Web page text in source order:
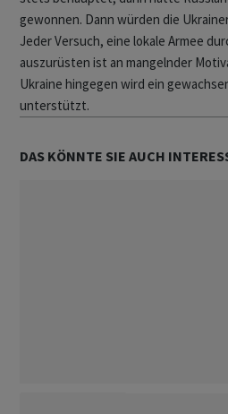
gewonnen. Dann würden die
Jeder Versuch, eine lokale Armee
auszurüsten ist an mangelnder
Ukraine hingegen wird ein
unterstützt.
DAS KÖNNTE SIE AUCH